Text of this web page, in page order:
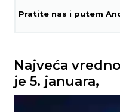
Pratite nas i putem
Najveća
je 5. januara,